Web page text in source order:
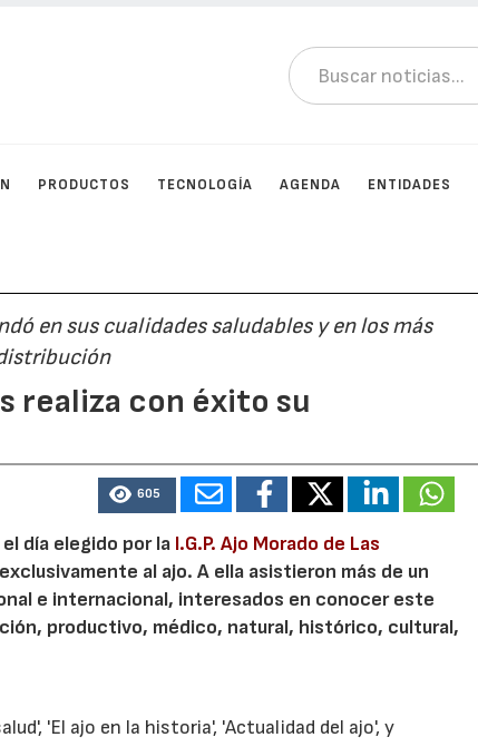
PRODUCTOS TECNOLOGÍA AGENDA ENTIDADES
en sus cualidades saludables y en los más
realiza con éxito su
605
día elegido por la I.G.P. Ajo Morado de Las
al ajo. A ella asistieron más de un
e internacional, interesados en conocer este
productivo, médico, natural, histórico, cultural,
'El ajo en la historia', 'Actualidad del ajo', y